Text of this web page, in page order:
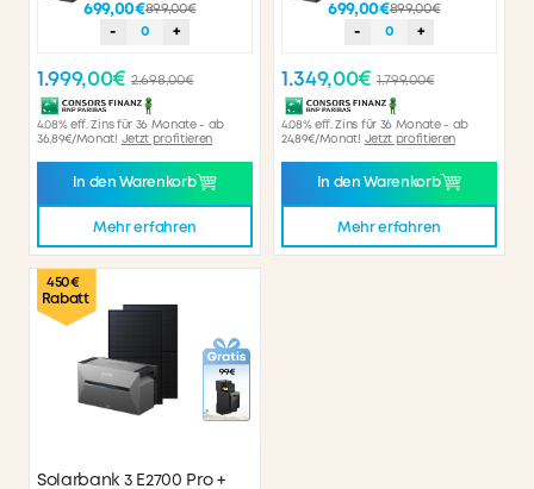
699,00€899,00€
-
0 +
1.999,00€ 2.698,00€
4.08% eff. Zins für 36 Monate - ab
36,89€/Monat! Jetzt profitieren
In den Warenkorb
Mehr erfahren
699,00€899,00€
-
0 +
1.349,00€ 1.799,00€
4.08% eff. Zins für 36 Monate - ab
24,89€/Monat! Jetzt profitieren
In den Warenkorb
Mehr erfahren
450€
Rabatt
Solarbank 3 E2700 Pro +